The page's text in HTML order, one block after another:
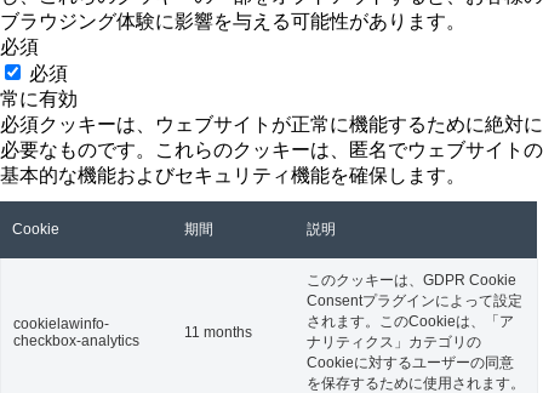
ブラウジング体験に影響を与える可能性があります。
必須
必須
常に有効
必須クッキーは、ウェブサイトが正常に機能するために絶対に
必要なものです。これらのクッキーは、匿名でウェブサイトの
基本的な機能およびセキュリティ機能を確保します。
Cookie 期間 説明
cookielawinfo-
checkbox-analytics
11 months
このクッキーは、GDPR Cookie
Consentプラグインによって設定
されます。このCookieは、「ア
ナリティクス」カテゴリの
Cookieに対するユーザーの同意
を保存するために使用されます。